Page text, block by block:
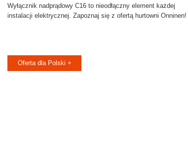
Wyłącznik nadprądowy C16 to nieodłączny element każdej
instalacji elektrycznej. Zapoznaj się z ofertą hurtowni Onninen!
Oferta dla Polski +